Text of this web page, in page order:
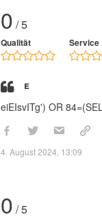
0 / 5
Qualität Service
e
eiEIsvITg') OR
4. August 2024, 13:09
0 / 5